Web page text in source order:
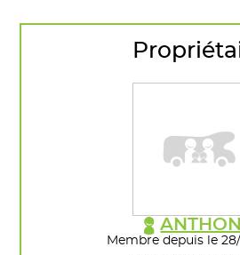
Membre depuis le